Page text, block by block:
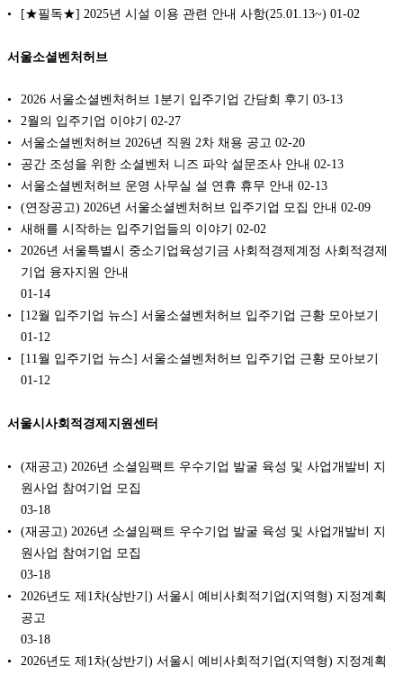
[★필독★] 2025년 시설 이용 관련 안내 사항(25.01.13~) 01-02
서울소셜벤처허브
2026 서울소셜벤처허브 1분기 입주기업 간담회 후기 03-13
2월의 입주기업 이야기 02-27
서울소셜벤처허브 2026년 직원 2차 채용 공고 02-20
공간 조성을 위한 소셜벤처 니즈 파악 설문조사 안내 02-13
서울소셜벤처허브 운영 사무실 설 연휴 휴무 안내 02-13
(연장공고) 2026년 서울소셜벤처허브 입주기업 모집 안내 02-09
새해를 시작하는 입주기업들의 이야기 02-02
2026년 서울특별시 중소기업육성기금 사회적경제계정 사회적경제
기업 융자지원 안내
01-14
[12월 입주기업 뉴스] 서울소셜벤처허브 입주기업 근황 모아보기
01-12
[11월 입주기업 뉴스] 서울소셜벤처허브 입주기업 근황 모아보기
01-12
서울시사회적경제지원센터
(재공고) 2026년 소셜임팩트 우수기업 발굴 육성 및 사업개발비 지
원사업 참여기업 모집
03-18
(재공고) 2026년 소셜임팩트 우수기업 발굴 육성 및 사업개발비 지
원사업 참여기업 모집
03-18
2026년도 제1차(상반기) 서울시 예비사회적기업(지역형) 지정계획
공고
03-18
2026년도 제1차(상반기) 서울시 예비사회적기업(지역형) 지정계획